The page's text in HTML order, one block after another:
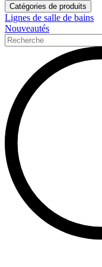
Catégories de produits
Lignes de salle de bains
Nouveautés